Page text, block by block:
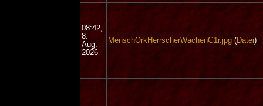
08:42,
8.
Aug.
2026
MenschOrkHerrscherWachenG1r.jpg(Datei)